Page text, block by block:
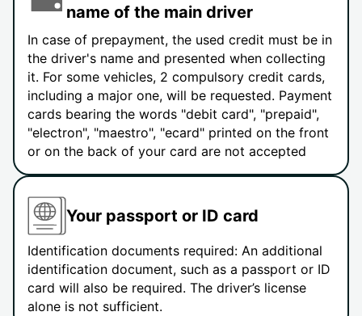
name of the main driver
In case of prepayment, the used credit must be in
the driver's name and presented when collecting
it. For some vehicles, 2 compulsory credit cards,
including a major one, will be requested. Payment
cards bearing the words "debit card", "prepaid",
"electron", "maestro", "ecard" printed on the front
or on the back of your card are not accepted
Your passport or ID card
Identification documents required: An additional
identification document, such as a passport or ID
card will also be required. The driver’s license
alone is not sufficient.